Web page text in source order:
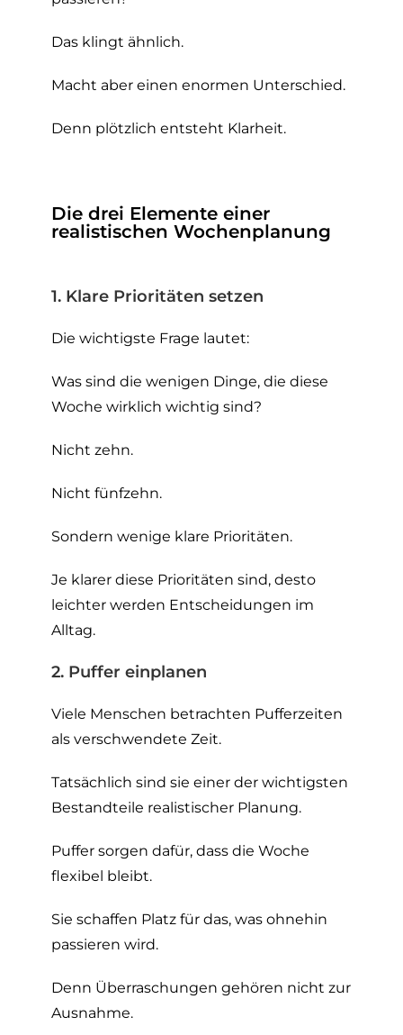
Das klingt ähnlich.
Macht aber einen enormen Unterschied.
Denn plötzlich entsteht Klarheit.
Die drei Elemente einer
realistischen Wochenplanung
1. Klare Prioritäten setzen
Die wichtigste Frage lautet:
Was sind die wenigen Dinge, die diese
Woche wirklich wichtig sind?
Nicht zehn.
Nicht fünfzehn.
Sondern wenige klare Prioritäten.
Je klarer diese Prioritäten sind, desto
leichter werden Entscheidungen im
Alltag.
2. Puffer einplanen
Viele Menschen betrachten Pufferzeiten
als verschwendete Zeit.
Tatsächlich sind sie einer der wichtigsten
Bestandteile realistischer Planung.
Puffer sorgen dafür, dass die Woche
flexibel bleibt.
Sie schaffen Platz für das, was ohnehin
passieren wird.
Denn Überraschungen gehören nicht zur
Ausnahme.